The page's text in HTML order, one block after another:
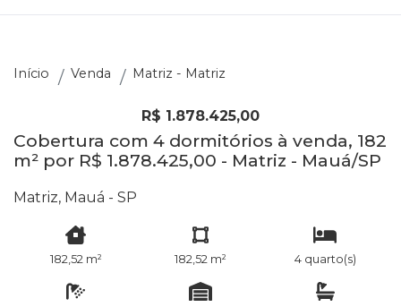
Início Venda Matriz - Matriz
R$ 1.878.425,00
Cobertura com 4 dormitórios à venda, 182
m² por R$ 1.878.425,00 - Matriz - Mauá/SP
Matriz, Mauá - SP
182,52 m² 182,52 m² 4 quarto(s)